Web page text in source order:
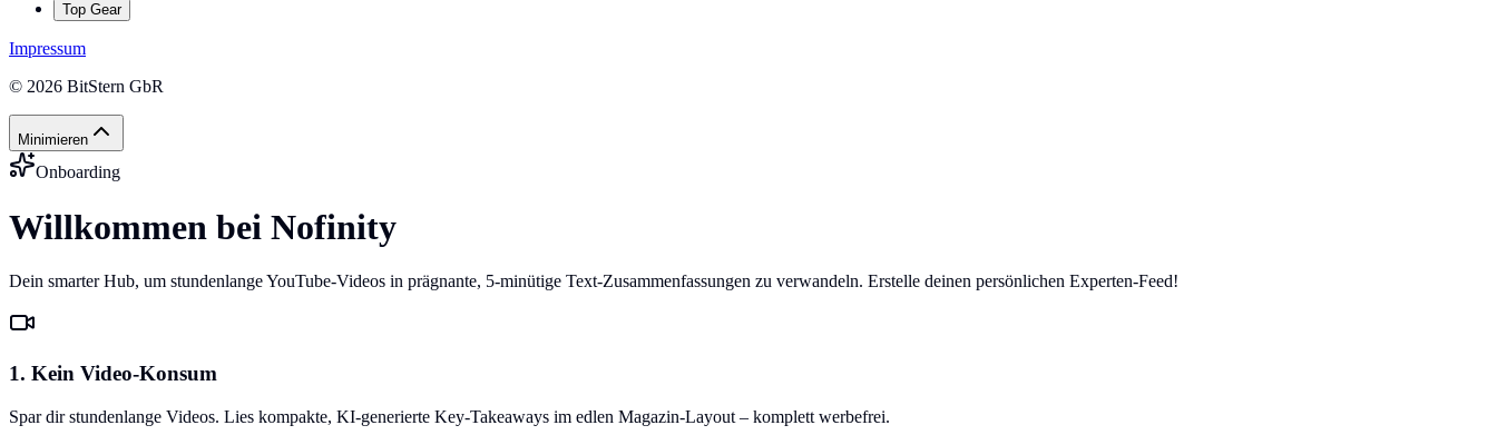
Top Gear
Impressum
© 2026 BitStern GbR
Minimieren
Onboarding
Willkommen bei Nofinity
Dein smarter Hub, um stundenlange YouTube-Videos in prägnante, 5-minütige Text-Zusammenfassungen zu verwandeln. Erstelle deinen persönlichen Experten-Feed!
1. Kein Video-Konsum
Spar dir stundenlange Videos. Lies kompakte, KI-generierte Key-Takeaways im edlen Magazin-Layout – komplett werbefrei.